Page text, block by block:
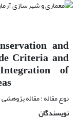
and
Criteria and
of
نوع مقاله : مقاله پژوهشی
نویسندگان